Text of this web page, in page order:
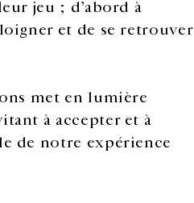
jeu ; d’abord à
et de se retrouver
met en lumière
à accepter et à
de notre expérience